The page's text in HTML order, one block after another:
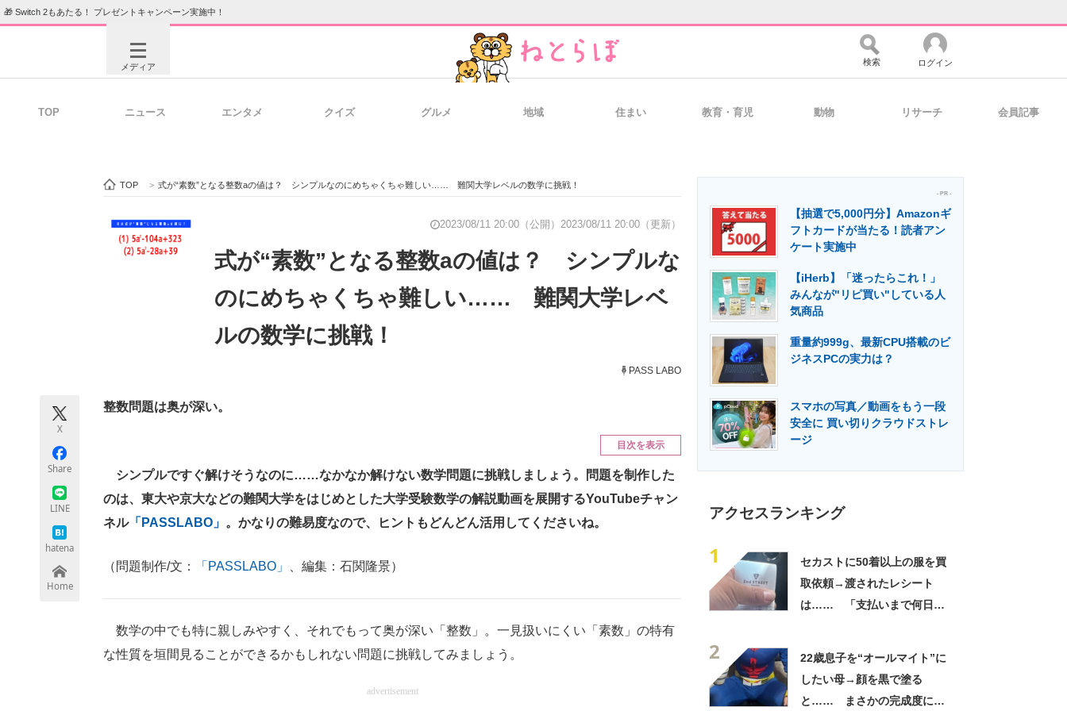
🎁 Switch 2もあたる！ プレゼントキャンペーン実施中！
メディア
経営リーダーのコミュニティ マーケ×ITの今がよく分かる
ITエンジニア向け専門サイト 企業向けIT製品の総合サイト IT製品の技術・比較・事例 製造業のIT導入・活用を支援
エネルギーの専門メディア 建設×テクノロジーの最前線
検索 ログイン
TOP ニュース エンタメ クイズ グルメ 地域 住まい 教育・育児 動物 リサーチ 会員記事
TOP > 式が“素数”となる整数aの値は？ シンプルなのにめちゃくちゃ難しい…… 難関大学レベルの数学に挑戦！
2023/08/11 20:00（公開） 2023/08/11 20:00（更新）
式が“素数”となる整数aの値は？ シンプルな
のにめちゃくちゃ難しい…… 難関大学レベ
ルの数学に挑戦！
PASS LABO
X
Share
LINE
hatena
Home
整数問題は奥が深い。
目次を表示
シンプルですぐ解けそうなのに……なかなか解けない数学問題に挑戦しましょう。問題を制作した
のは、東大や京大などの難関大学をはじめとした大学受験数学の解説動画を展開するYouTubeチャン
ネル「PASSLABO」 。かなりの難易度なので、ヒントもどんどん活用してくださいね。
（問題制作/文： 「PASSLABO」 、編集：石関隆景）
数学の中でも特に親しみやすく、それでもって奥が深い「整数」。一見扱いにくい「素数」の特有
な性質を垣間見ることができるかもしれない問題に挑戦してみましょう。
advertisement
- PR -
【抽選で5,000円分】Amazonギ
フトカードが当たる！読者アン
ケート実施中
【iHerb】「迷ったらこれ！」
みんなが"リピ買い"している人
気商品
重量約999g、最新CPU搭載のビ
ジネスPCの実力は？
スマホの写真／動画をもう一段
安全に 買い切りクラウドストレ
ージ
アクセスランキング
1
セカストに50着以上の服を買
取依頼→渡されたレシート
は…… 「支払いまで何日か
2
22歳息子を“オールマイト”に
したい母→顔を黒で塗る
と…… まさかの完成度に